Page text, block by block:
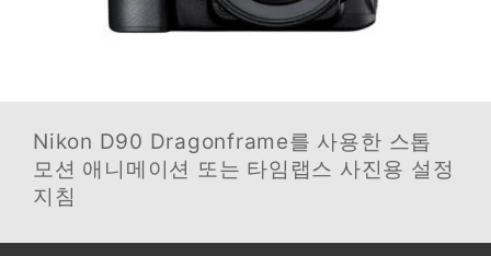
Nikon D90 Dragonframe를 사용한 스톱
모션 애니메이션 또는 타임랩스 사진용 설정
지침